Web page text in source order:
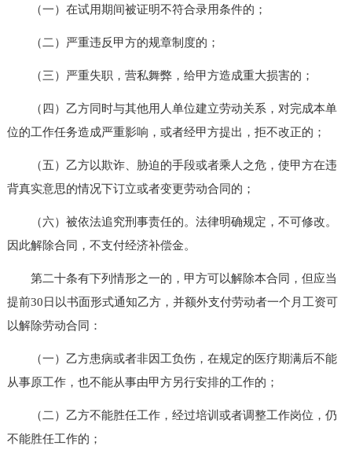
（一）在试用期间被证明不符合录用条件的；
（二）严重违反甲方的规章制度的；
（三）严重失职，营私舞弊，给甲方造成重大损害的；
（四）乙方同时与其他用人单位建立劳动关系，对完成本单
位的工作任务造成严重影响，或者经甲方提出，拒不改正的；
（五）乙方以欺诈、胁迫的手段或者乘人之危，使甲方在违
背真实意思的情况下订立或者变更劳动合同的；
（六）被依法追究刑事责任的。法律明确规定，不可修改。
因此解除合同，不支付经济补偿金。
第二十条有下列情形之一的，甲方可以解除本合同，但应当
提前30日以书面形式通知乙方，并额外支付劳动者一个月工资可
以解除劳动合同：
（一）乙方患病或者非因工负伤，在规定的医疗期满后不能
从事原工作，也不能从事由甲方另行安排的工作的；
（二）乙方不能胜任工作，经过培训或者调整工作岗位，仍
不能胜任工作的；